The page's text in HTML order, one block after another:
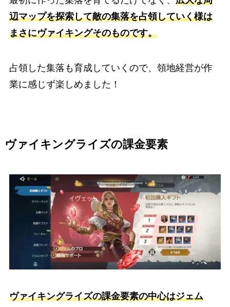
辺マップを探索して敵の集落を占領していく様は
まさにヴァイキングそのものです。
占領した集落も育成していくので、領地経営が作
業に感じず楽しめました！
ヴァイキングライズの課金要素
ヴァイキングライズの課金要素の中心はジェム